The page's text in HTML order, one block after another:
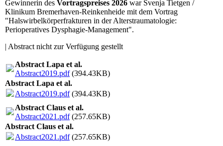
Gewinnerin des Vortragspreises 2026 war Svenja Tietgen /
Klinikum Bremerhaven-Reinkenheide mit dem Vortrag
"Halswirbelkörperfrakturen in der Alterstraumatologie:
Perioperatives Dysphagie-Management".
| Abstract nicht zur Verfügung gestellt
Abstract Lapa et al.
Abstract2019.pdf(394.43KB)
Abstract Lapa et al.
Abstract2019.pdf(394.43KB)
Abstract Claus et al.
Abstract2021.pdf(257.65KB)
Abstract Claus et al.
Abstract2021.pdf(257.65KB)